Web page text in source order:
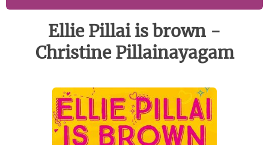
Ellie Pillai is brown -
Christine Pillainayagam